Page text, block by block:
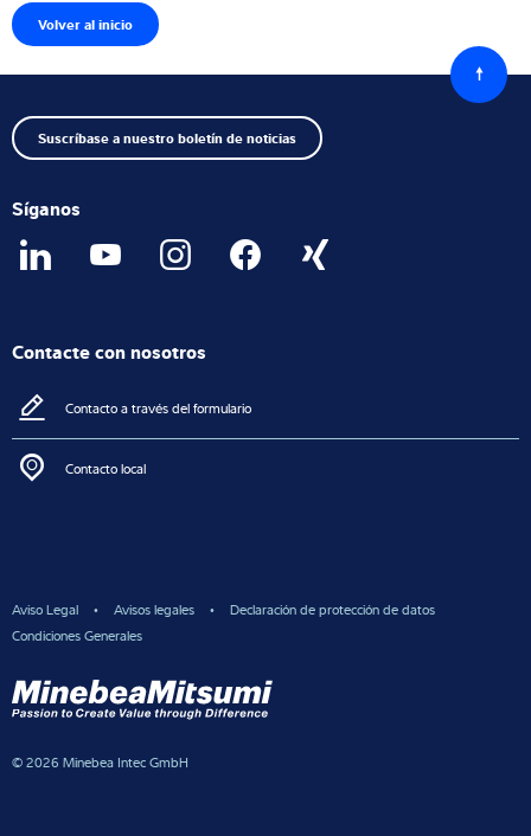
Volver al inicio
Volver
al
Suscríbase a nuestro boletín de noticias
Síganos
Contacte con nosotros
Contacto a través del formulario
Contacto local
© 2026 Minebea Intec GmbH
Aviso Legal Avisos legales
Declaración de protección de datos
Condiciones Generales